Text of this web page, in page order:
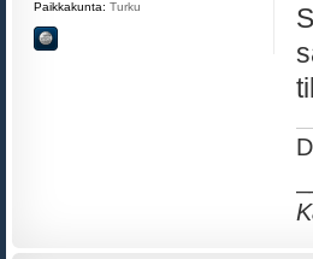
Paikkakunta: Turku